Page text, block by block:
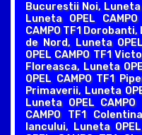
Bucurestii Noi, Luneta
Luneta OPEL
CAMPO TF1 Dorobanti,
de Nord, Luneta
OPEL CAMPO TF1
Floreasca, Luneta
OPEL CAMPO TF1
Primaverii, Luneta
Luneta OPEL
CAMPO TF1
Iancului, Luneta